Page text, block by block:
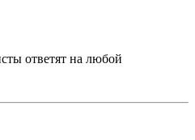
ответят на любой